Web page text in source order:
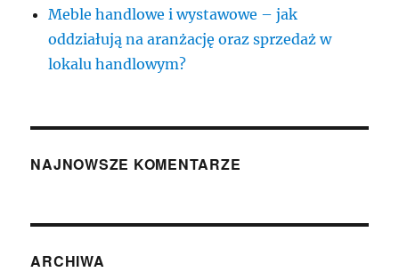
Meble handlowe i wystawowe – jak
oddziałują na aranżację oraz sprzedaż w
lokalu handlowym?
NAJNOWSZE KOMENTARZE
ARCHIWA